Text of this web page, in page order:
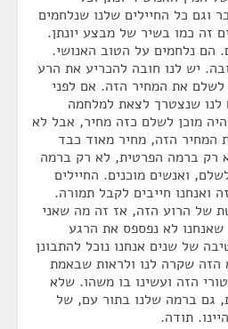
ה-7 באוקטובר וגם כל החיילים שלנו שנלחמים
זה כמו בשיר של מבצע יונתן.
הם נלחמים על הטוב האנושי.
יש לנו חובה להכריע את הרע
את המחיר הזה. אם לפני
לנו שנצטרך לצאת למלחמה
מוכן לשלם כזה מחיר, אבל לא
המחיר הזה, מחיר מאוד כבד
רק ברמה הפרטית, לא רק ברמה
ואנשים מוכנים. החיילים
ואנחנו חייבים לקבל תמורה.
של הרוע הזה, אז זה מה שאני
לא נפספס את הרגע
של שנים אנחנו נוכל להתבונן
הזה שקרה לנו ולראות שבאמת
הזה ועשינו בו משהו. שלא
גם ברמה שלנו בתור עם, של
תודה.